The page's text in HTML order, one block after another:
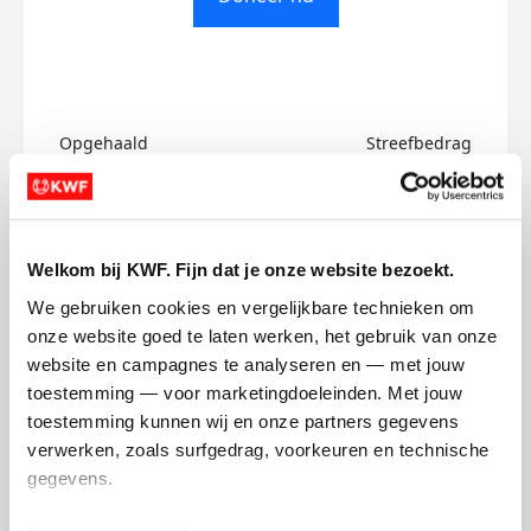
Welkom bij KWF. Fijn dat je onze website bezoekt.
We gebruiken cookies en vergelijkbare technieken om
onze website goed te laten werken, het gebruik van onze
website en campagnes te analyseren en — met jouw
toestemming — voor marketingdoeleinden. Met jouw
toestemming kunnen wij en onze partners gegevens
verwerken, zoals surfgedrag, voorkeuren en technische
gegevens.
Opgehaald
€0
Streefbedrag
€600
Fabienne's badges